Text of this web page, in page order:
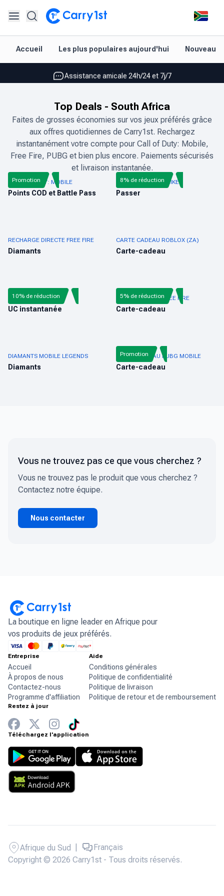
Accueil Les plus populaires aujourd'hui
Les meilleures offres pour vos meilleurs jeux
Assistance amicale 24h/24 et 7j/7
Rechargement et livraison instantanés
Les meilleures offres pour vos meilleurs jeux
Assistance amicale 24h/24 et 7j/7
Noté 4,45 sur Google Play et l'App Store
Top Deals - South Africa
Faites de grosses économies sur vos jeux préférés grâce
aux offres quotidiennes de Carry1st. Rechargez
instantanément votre compte pour Call of Duty: Mobile,
Free Fire, PUBG et bien plus encore. Paiements sécurisés
et livraison instantanée.
CALL OF DUTY: MOBILE
Points COD et Battle Pass
Promotion COL DE BLOOD STRIKE
Passer
8% de réduction
RECHARGE DIRECTE FREE FIRE
Diamants
CARTE CADEAU ROBLOX (ZA)
Carte-cadeau
PUBG MOBILE UC
UC instantanée
10% de réduction CARTE-CADEAU FREE FIRE
Carte-cadeau
5% de réduction
DIAMANTS MOBILE LEGENDS
Diamants
CARTE-CADEAU PUBG MOBILE
Carte-cadeau
Promotion
Vous ne trouvez pas ce que vous cherchez ?
Vous ne trouvez pas le produit que vous cherchez ?
Contactez notre équipe.
Nous contacter
La boutique en ligne leader en Afrique pour
vos produits de jeux préférés.
Entreprise
Accueil
À propos de nous
Contactez-nous
Programme d'affiliation
Aide
Conditions générales
Politique de confidentialité
Politique de livraison
Politique de retour et de remboursement
Restez à jour
Téléchargez l'application
Copyright © 2026 Carry1st - Tous droits réservés.
Afrique du Sud Français